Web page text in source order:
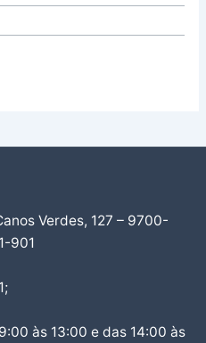
Verdes, 127 – 9700-
901
às 13:00 e das 14:00 às